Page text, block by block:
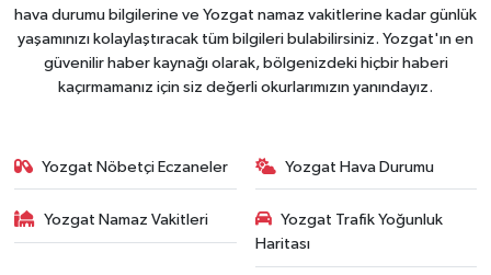
hava durumu bilgilerine ve Yozgat namaz vakitlerine kadar günlük
yaşamınızı kolaylaştıracak tüm bilgileri bulabilirsiniz. Yozgat'ın en
güvenilir haber kaynağı olarak, bölgenizdeki hiçbir haberi
kaçırmamanız için siz değerli okurlarımızın yanındayız.
Yozgat Nöbetçi Eczaneler Yozgat Hava Durumu
Yozgat Namaz Vakitleri
Yozgat Trafik Yoğunluk
Haritası